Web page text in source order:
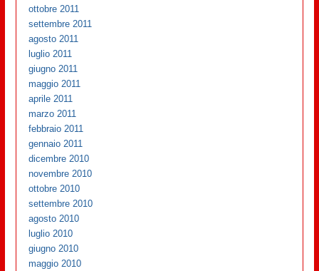
ottobre 2011
settembre 2011
agosto 2011
luglio 2011
giugno 2011
maggio 2011
aprile 2011
marzo 2011
febbraio 2011
gennaio 2011
dicembre 2010
novembre 2010
ottobre 2010
settembre 2010
agosto 2010
luglio 2010
giugno 2010
maggio 2010